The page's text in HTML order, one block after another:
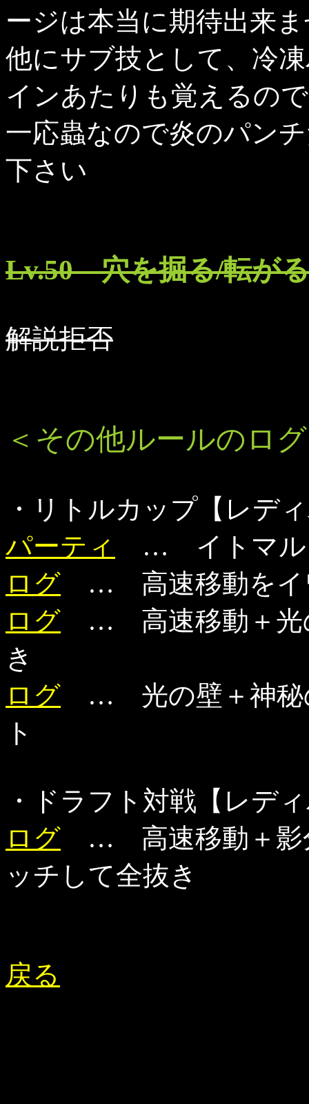
ージは本当に期待出来
他にサブ技として、冷
インあたりも覚えるの
一応蟲なので炎のパン
下さい
Lv.50 穴を掘る/転が
解説拒否
＜その他ルールのロ
・リトルカップ【レデ
パーティ
… イトマル
ログ … 高速移動をイ
ログ … 高速移動＋光
き
ログ … 光の壁＋神秘
ト
・ドラフト対戦【レデ
ログ … 高速移動＋影
ッチして全抜き
戻る